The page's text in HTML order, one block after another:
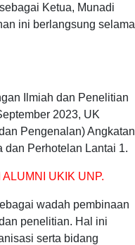
Ketua, Munadi
ini berlangsung selama
Ilmiah dan Penelitian
2023, UK
Pengenalan) Angkatan
dan Perhotelan Lantai 1.
UKIK UNP.
wadah pembinaan
penelitian. Hal ini
serta bidang